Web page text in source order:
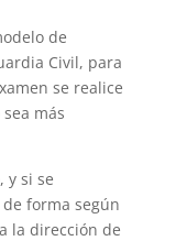
de
Civil, para
se realice
más
y si se
forma según
la dirección de